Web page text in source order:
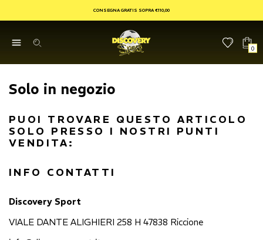
CONSEGNA GRATIS SOPRA €110,00
0
Solo in negozio
PUOI TROVARE QUESTO ARTICOLO
SOLO PRESSO I NOSTRI PUNTI
VENDITA:
INFO CONTATTI
Discovery Sport
VIALE DANTE ALIGHIERI 258 H 47838 Riccione